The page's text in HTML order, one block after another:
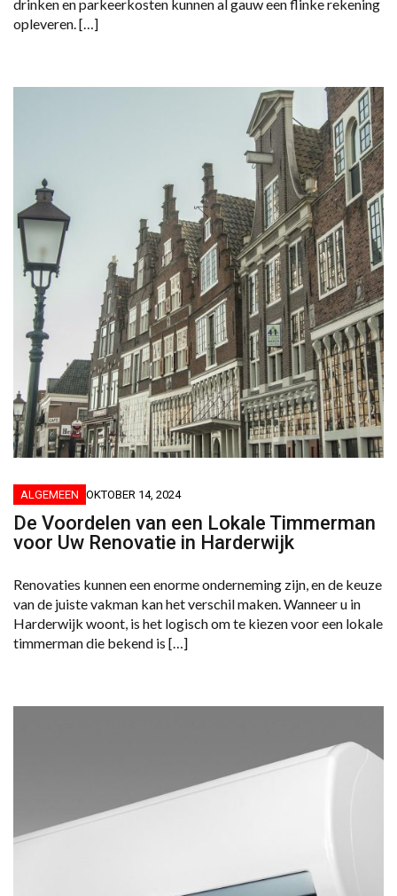
drinken en parkeerkosten kunnen al gauw een flinke rekening
opleveren. […]
ALGEMEEN OKTOBER 14, 2024
De Voordelen van een Lokale Timmerman
voor Uw Renovatie in Harderwijk
Renovaties kunnen een enorme onderneming zijn, en de keuze
van de juiste vakman kan het verschil maken. Wanneer u in
Harderwijk woont, is het logisch om te kiezen voor een lokale
timmerman die bekend is […]